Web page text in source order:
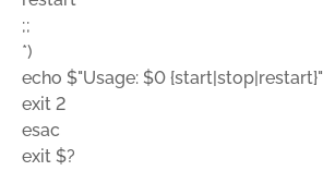
;;
*)
echo $"Usage: $0 {start|stop|restart}"
exit 2
esac
exit $?